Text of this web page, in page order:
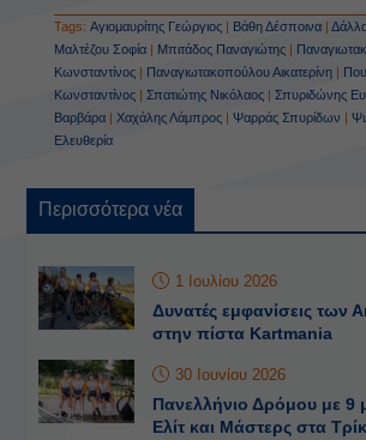
Tags: Αγιομαυρίτης Γεώργιος| Βάθη Δέσποινα|
Μαλτέζου Σοφία| Μπιτάδος Παναγιώτης|
Κωνσταντίνος| Παναγιωτακοπούλου Αικατερίνη|
Κωνσταντίνος| Σπατιώτης Νικόλαος| Σπυριδώνης
Βαρβάρα| Χαχάλης Λάμπρος| Ψαρράς Σπυρίδων |
Ελευθερία
Περισσότερα νέα
1 Ιουλίου 2026
Δυνατές εμφανίσεις των
στην πίστα Kartmania
30 Ιουνίου 2026
Πανελλήνιο Δρόμου με 9
Ελίτ και Μάστερς στα